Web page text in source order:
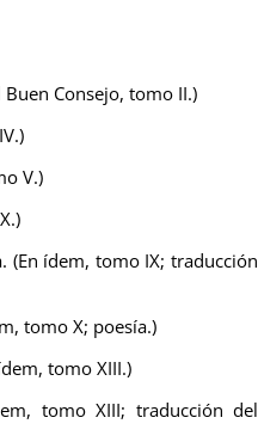
Consejo, tomo II.)
V.)
(En ídem, tomo IX; traducción
tomo X; poesía.)
tomo XIII.)
tomo XIII; traducción del